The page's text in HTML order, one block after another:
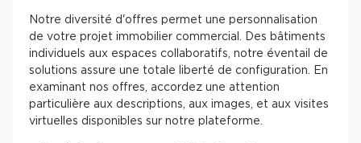
Notre diversité d'offres permet une personnalisation
de votre projet immobilier commercial. Des bâtiments
individuels aux espaces collaboratifs, notre éventail de
solutions assure une totale liberté de configuration. En
examinant nos offres, accordez une attention
particulière aux descriptions, aux images, et aux visites
virtuelles disponibles sur notre plateforme.